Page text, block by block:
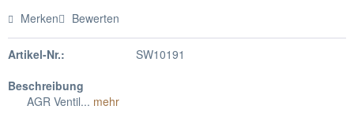
Merken Bewerten
Artikel-Nr.:
SW10191
Beschreibung
AGR Ventil... mehr